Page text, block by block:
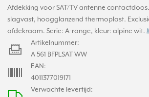
Afdekking voor SAT/TV antenne
slagvast, hoogglanzend thermoplast.
afdekraam. Serie: A-range, kleur: alpine wit.
Verwachte levertijd:
Artikelnummer:
A 561 BFPLSAT WW
EAN:
4011377019171